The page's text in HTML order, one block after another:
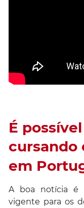
É
cursando
em
A boa notícia é
vigente para os